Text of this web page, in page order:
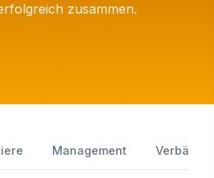
zusammen.
Management